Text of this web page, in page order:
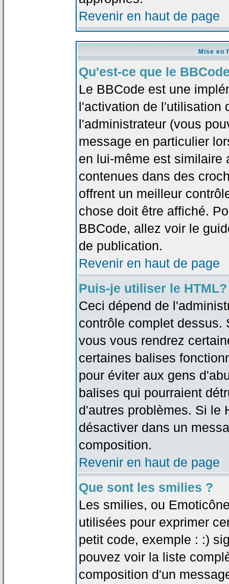
Revenir en haut de page
Mise en
Qu'est-ce que le
Le BBCode est une
l'activation de l'utilisation
l'administrateur (vous
message en particulier
en lui-même est similaire
contenues dans des
offrent un meilleur
chose doit être affiché.
BBCode, allez voir le
de publication.
Revenir en haut de page
Puis-je utiliser le HTML?
Ceci dépend de
contrôle complet dessus.
vous vous rendrez
certaines balises
pour éviter aux gens
balises qui pourraient
d'autres problèmes. Si le
désactiver dans un
composition.
Revenir en haut de page
Que sont les smilies ?
Les smilies, ou
utilisées pour exprimer
petit code, exemple : :)
pouvez voir la liste
composition d'un